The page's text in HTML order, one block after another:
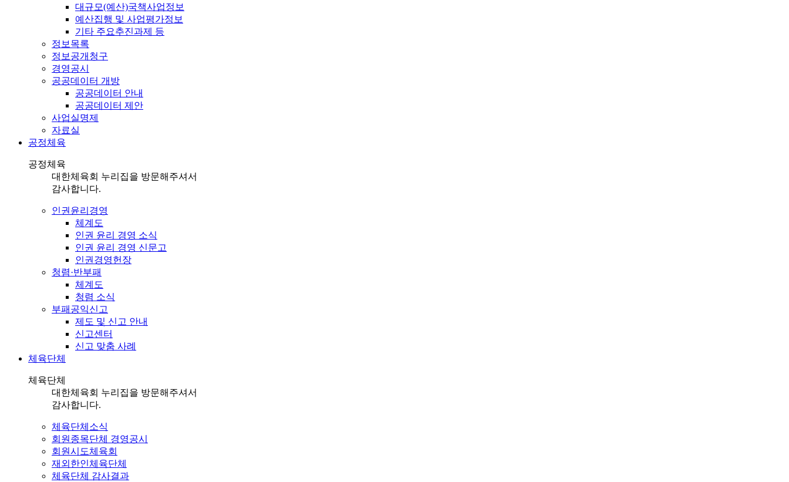
대규모(예산)국책사업정보
예산집행 및 사업평가정보
기타 주요추진과제 등
정보목록
정보공개청구
경영공시
공공데이터 개방
공공데이터 안내
공공데이터 제안
사업실명제
자료실
공정체육
공정체육
대한체육회 누리집을 방문해주셔서
감사합니다.
인권윤리경영
체계도
인권 윤리 경영 소식
인권 윤리 경영 신문고
인권경영헌장
청렴·반부패
체계도
청렴 소식
부패공익신고
제도 및 신고 안내
신고센터
신고 맞춤 사례
체육단체
체육단체
대한체육회 누리집을 방문해주셔서
감사합니다.
체육단체소식
회원종목단체 경영공시
회원시도체육회
재외한인체육단체
체육단체 감사결과